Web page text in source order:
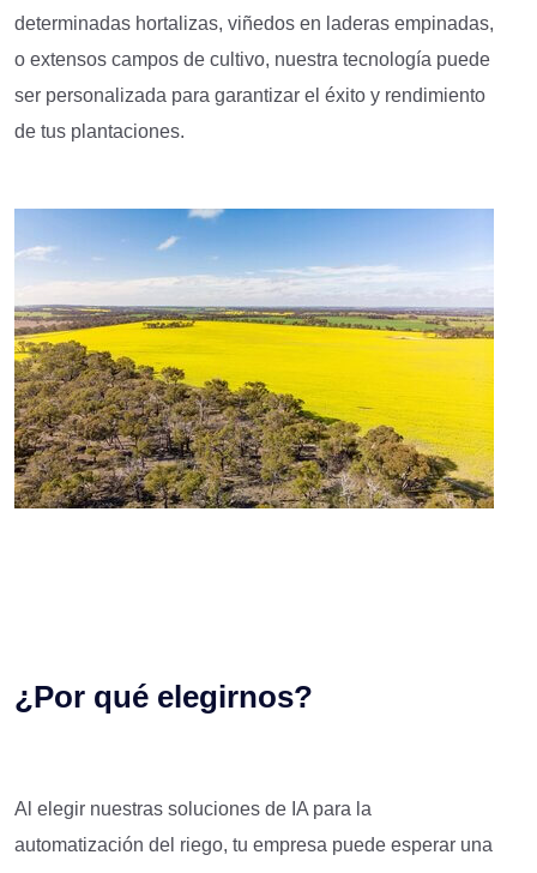
determinadas hortalizas, viñedos en laderas empinadas,
o extensos campos de cultivo, nuestra tecnología puede
ser personalizada para garantizar el éxito y rendimiento
de tus plantaciones.
¿Por qué elegirnos?
Al elegir nuestras soluciones de IA para la
automatización del riego, tu empresa puede esperar una